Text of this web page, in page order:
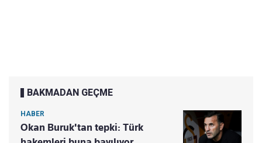
BAKMADAN GEÇME
HABER
Okan Buruk'tan tepki: Türk